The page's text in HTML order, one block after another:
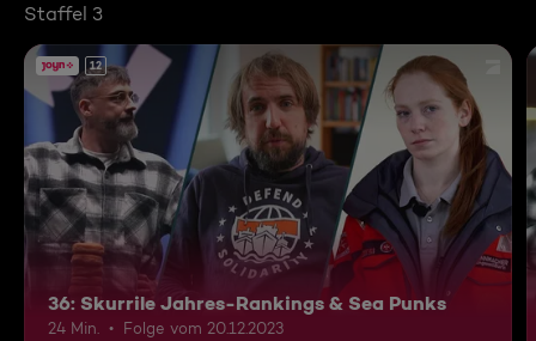
Staffel 3
12
36: Skurrile Jahres-Rankings & Sea Punks
24 Min. Folge vom 20.12.2023